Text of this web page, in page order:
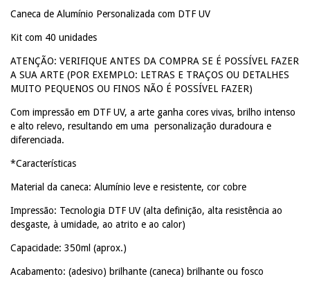
Caneca de Alumínio Personalizada com DTF UV
Kit com 40 unidades
ATENÇÃO: VERIFIQUE ANTES DA COMPRA SE É POSSÍVEL FAZER
A SUA ARTE (POR EXEMPLO: LETRAS E TRAÇOS OU DETALHES
MUITO PEQUENOS OU FINOS NÃO É POSSÍVEL FAZER)
Com impressão em DTF UV, a arte ganha cores vivas, brilho intenso
e alto relevo, resultando em uma personalização duradoura e
diferenciada.
*Características
Material da caneca: Alumínio leve e resistente, cor cobre
Impressão: Tecnologia DTF UV (alta definição, alta resistência ao
desgaste, à umidade, ao atrito e ao calor)
Capacidade: 350ml (aprox.)
Acabamento: (adesivo) brilhante (caneca) brilhante ou fosco